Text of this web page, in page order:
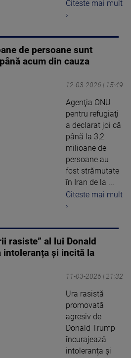
Citeste mai mult
›
de persoane sunt
acum din cauza
12-03-2026 | 15:49
Agenţia ONU
pentru refugiaţi
a declarat joi că
până la 3,2
milioane de
persoane au
fost strămutate
în Iran de la ...
Citeste mai mult
›
rasiste” al lui Donald
intoleranța și incită la
11-03-2026 | 21:32
Ura rasistă
promovată
agresiv de
Donald Trump
încurajează
intoleranța și